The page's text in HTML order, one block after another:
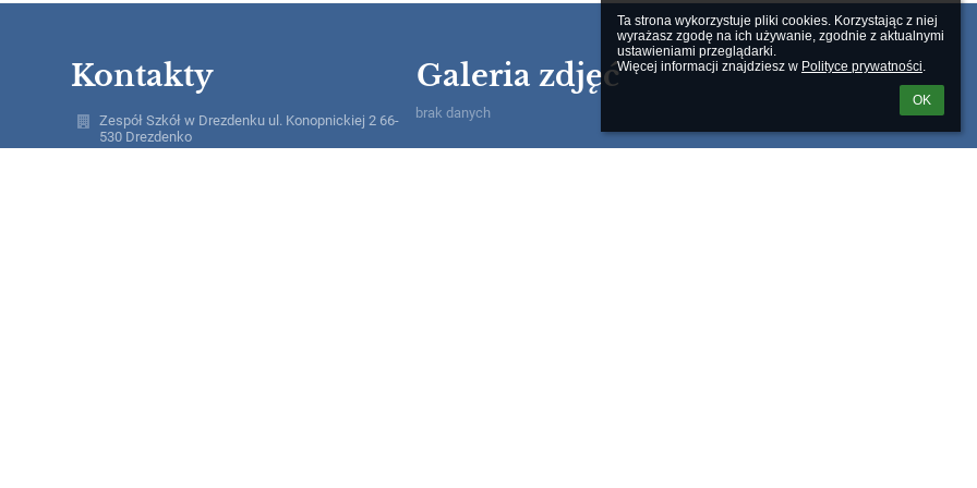
Ta strona wykorzystuje pliki cookies. Korzystając z niej
wyrażasz zgodę na ich używanie, zgodnie z aktualnymi
ustawieniami przeglądarki.
Więcej informacji znajdziesz w Polityce prywatności.
OK
Kontakty
Zespół Szkół w Drezdenku ul. Konopnickiej 2 66-
530 Drezdenko
Galeria zdjęć
brak danych